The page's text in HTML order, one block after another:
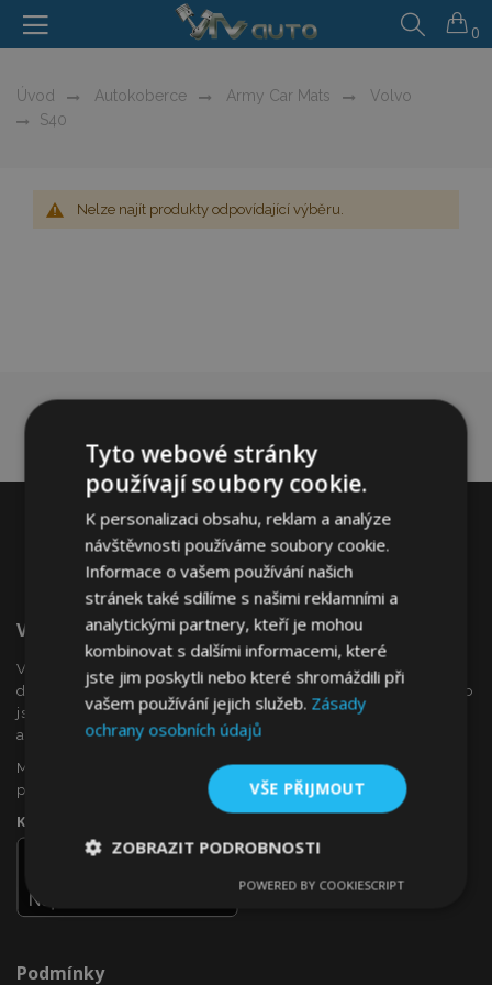
0
Úvod Autokoberce Army Car Mats
Volvo
S40
Nelze najít produkty odpovídající výběru.
Vítejte Na VTVauto.cz
VTVauto je maloobchodním prodejcem a velkoobchodním
dodavatelem autopříslušenství a autodoplňků v Evropě, jako
jsou např .: ozdobné kryty kol (poklice), okenní deflektory,
autopotahy, autorohože, chromové kryty a rámy, ...
Máte zájem o dropshipping, nebo se chcete stát naším
partnerem?
Kontaktujte nás ještě dnes!
Podmínky
Tyto webové stránky
používají soubory cookie.
K personalizaci obsahu, reklam a analýze
návštěvnosti používáme soubory cookie.
Informace o vašem používání našich
stránek také sdílíme s našimi reklamními a
analytickými partnery, kteří je mohou
kombinovat s dalšími informacemi, které
jste jim poskytli nebo které shromáždili při
vašem používání jejich služeb. Zásady
ochrany osobních údajů
VŠE PŘIJMOUT
ZOBRAZIT PODROBNOSTI
nutné
Výkonové
soubory
Soubory
POWERED BY COOKIESCRIPT